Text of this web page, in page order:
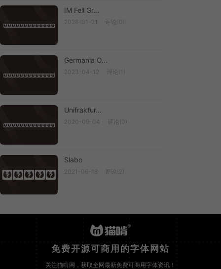
IM Fell Gr...
IM Fell Gr...
2026-01-21 评论(0)
Germania O...
Germania O...
2023-04-12 评论(1)
Unifraktur...
Unifraktur...
2020-09-04 评论(0)
Slabo
Slabo
2021-06-18 评论(2)
免费开源可商用的字体网站
关注猫啃网，获取全网最新免费可商用字体资讯！